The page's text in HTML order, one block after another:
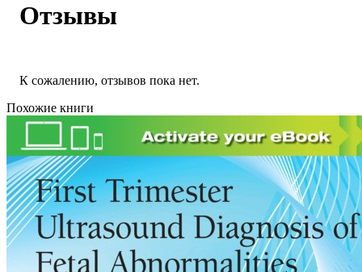
Отзывы
К сожалению, отзывов пока нет.
Похожие книги